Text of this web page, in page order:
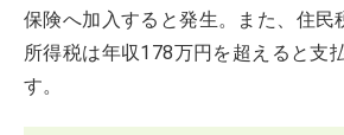
保険へ加入すると発生。また、住民
所得税は年収178万円を超えると支
す。